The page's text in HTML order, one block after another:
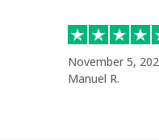
November 5,
Manuel R.